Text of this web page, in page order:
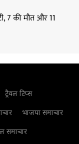
7 की मौत और 11
ट्रैवल टिप्स
भाजपा समाचार
समाचार